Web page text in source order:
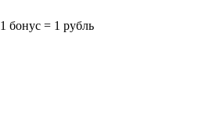
1 бонус = 1 рубль